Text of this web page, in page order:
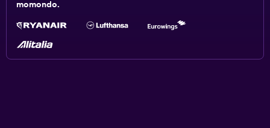
momondo.